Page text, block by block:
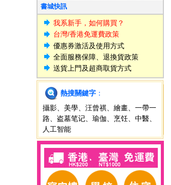
書城快訊
我系新手，如何購買？
台灣/香港免運費政策
優惠券激活及使用方式
全面服務保障、退換貨政策
送貨上門及超商取貨方式
熱搜關鍵字 ：
攝影
美學 汪曾祺 繪畫
一帶一
路
盗墓笔记 瑜伽 烹饪 中醫
人工智能